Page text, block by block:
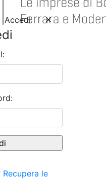
Accedi
Recupera le